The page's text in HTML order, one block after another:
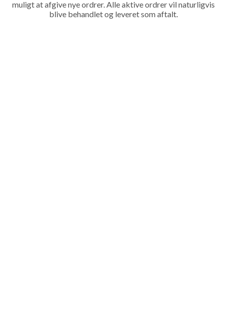
muligt at afgive nye ordrer. Alle aktive ordrer vil naturligvis
blive behandlet og leveret som aftalt.